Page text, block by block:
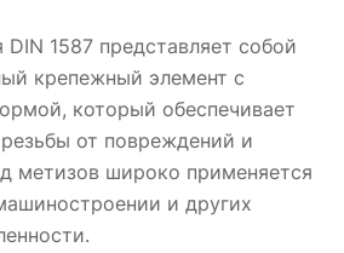
DIN 1587 представляет собой
крепежный элемент с
который обеспечивает
от повреждений и
метизов широко применяется
и других